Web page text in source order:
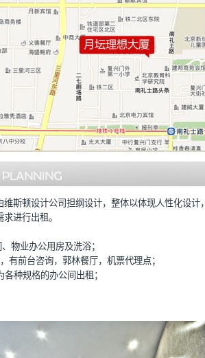
维斯顿设计公司担纲设计，整体以体现人性化设
进行出租。
物业办公用房及洗浴；
有前台咨询，郭林餐厅，机票代理点；
种规格的办公间出租；